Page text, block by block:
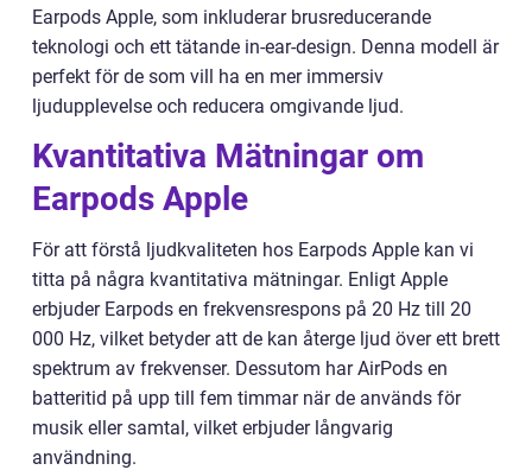
Earpods Apple, som inkluderar brusreducerande
teknologi och ett tätande in-ear-design. Denna modell är
perfekt för de som vill ha en mer immersiv
ljudupplevelse och reducera omgivande ljud.
Kvantitativa Mätningar om
Earpods Apple
För att förstå ljudkvaliteten hos Earpods Apple kan vi
titta på några kvantitativa mätningar. Enligt Apple
erbjuder Earpods en frekvensrespons på 20 Hz till 20
000 Hz, vilket betyder att de kan återge ljud över ett brett
spektrum av frekvenser. Dessutom har AirPods en
batteritid på upp till fem timmar när de används för
musik eller samtal, vilket erbjuder långvarig
användning.